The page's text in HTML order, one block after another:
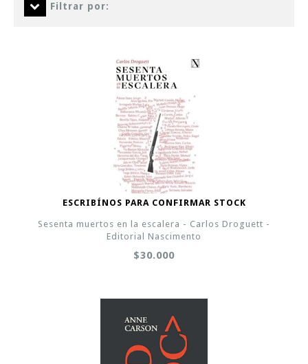
Filtrar por:
ESCRIBÍNOS PARA CONFIRMAR STOCK
Sesenta muertos en la escalera - Carlos Droguett -
Editorial Nascimento
$30.000